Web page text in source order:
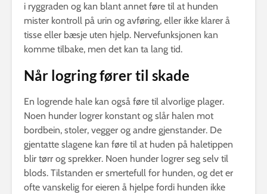
i ryggraden og kan blant annet føre til at hunden
mister kontroll på urin og avføring, eller ikke klarer å
tisse eller bæsje uten hjelp. Nervefunksjonen kan
komme tilbake, men det kan ta lang tid.
Når logring fører til skade
En logrende hale kan også føre til alvorlige plager.
Noen hunder logrer konstant og slår halen mot
bordbein, stoler, vegger og andre gjenstander. De
gjentatte slagene kan føre til at huden på haletippen
blir tørr og sprekker. Noen hunder logrer seg selv til
blods. Tilstanden er smertefull for hunden, og det er
ofte vanskelig for eieren å hjelpe fordi hunden ikke